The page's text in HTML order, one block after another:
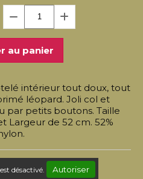
au panier
intérieur tout doux, tout
léopard. Joli col et
par petits boutons. Taille
Largeur de 52 cm. 52%
désactivé. Autoriser